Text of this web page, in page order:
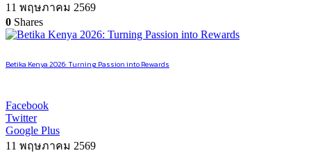
11 พฤษภาคม 2569
0 Shares
Betika Kenya 2026: Turning Passion into Rewards
Facebook
Twitter
Google Plus
11 พฤษภาคม 2569